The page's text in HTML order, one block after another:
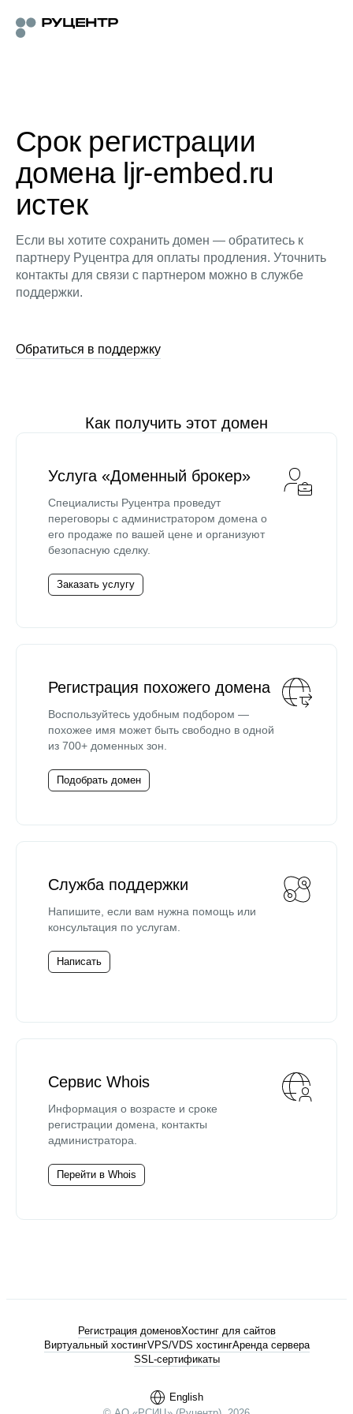
Срок регистрации
домена ljr-embed.ru
истек
Если вы хотите сохранить домен — обратитесь к
партнеру Руцентра для оплаты продления. Уточнить
контакты для связи с партнером можно в службе
поддержки.
Обратиться в поддержку
Как получить этот домен
Услуга «Доменный брокер»
Специалисты Руцентра проведут
переговоры с администратором домена о
его продаже по вашей цене и организуют
безопасную сделку.
Заказать услугу
Регистрация похожего домена
Воспользуйтесь удобным подбором —
похожее имя может быть свободно в одной
из 700+ доменных зон.
Подобрать домен
Служба поддержки
Напишите, если вам нужна помощь или
консультация по услугам.
Написать
Сервис Whois
Информация о возрасте и сроке
регистрации домена, контакты
администратора.
Перейти в Whois
English
Регистрация доменовХостинг для сайтов
Виртуальный хостингVPS/VDS хостингАренда сервера
SSL-сертификаты